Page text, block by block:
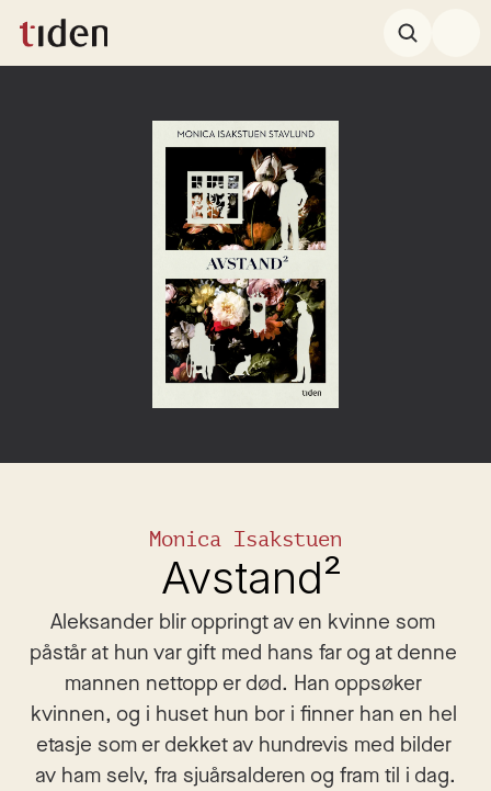
Monica Isakstuen
Avstand²
Aleksander blir oppringt av en kvinne som
påstår at hun var gift med hans far og at denne
mannen nettopp er død. Han oppsøker
kvinnen, og i huset hun bor i finner han en hel
etasje som er dekket av hundrevis med bilder
av ham selv, fra sjuårsalderen og fram til i dag.